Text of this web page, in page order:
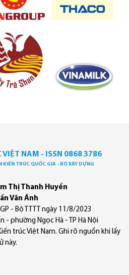
VIỆT NAM - ISSN 0868 3786
KIẾN TRÚC QUỐC GIA - BỘ XÂY DỰNG
Thị Thanh Huyền
Văn Ánh
- Bộ TTTT ngày 11/8/2023
- phường Ngọc Hà - TP Hà Nội
trúc Việt Nam. Ghi rõ nguồn khi lấy
này.